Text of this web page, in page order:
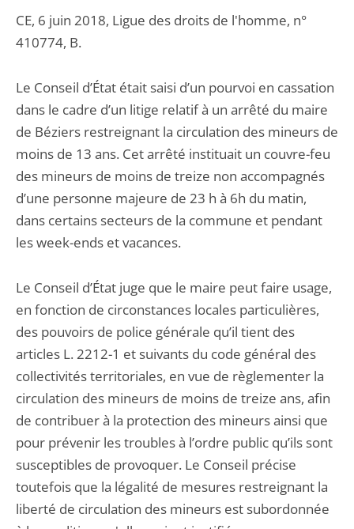
CE, 6 juin 2018, Ligue des droits de l'homme, n°
410774, B.
Le Conseil d’État était saisi d’un pourvoi en cassation
dans le cadre d’un litige relatif à un arrêté du maire
de Béziers restreignant la circulation des mineurs de
moins de 13 ans. Cet arrêté instituait un couvre-feu
des mineurs de moins de treize non accompagnés
d’une personne majeure de 23 h à 6h du matin,
dans certains secteurs de la commune et pendant
les week-ends et vacances.
Le Conseil d’État juge que le maire peut faire usage,
en fonction de circonstances locales particulières,
des pouvoirs de police générale qu’il tient des
articles L. 2212-1 et suivants du code général des
collectivités territoriales, en vue de règlementer la
circulation des mineurs de moins de treize ans, afin
de contribuer à la protection des mineurs ainsi que
pour prévenir les troubles à l’ordre public qu’ils sont
susceptibles de provoquer. Le Conseil précise
toutefois que la légalité de mesures restreignant la
liberté de circulation des mineurs est subordonnée